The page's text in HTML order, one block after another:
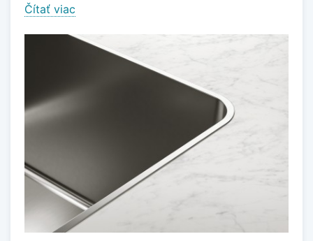
Čítať viac